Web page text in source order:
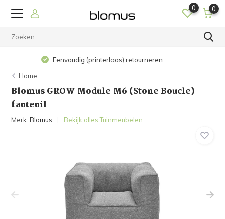
0 0
Op werkdagen voor 15.00 uur besteld? De volgende dag in
huis!
Home
Blomus GROW Module M6 (Stone Boucle)
fauteuil
Merk:Blomus Bekijk alles Tuinmeubelen